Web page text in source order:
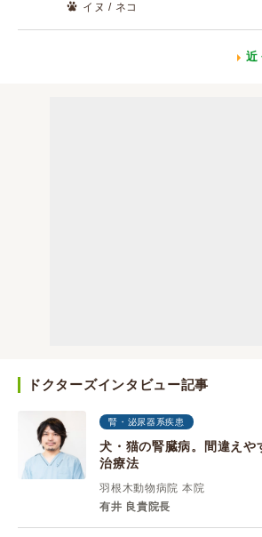
イヌ / ネコ
近
ドクターズインタビュー記事
腎・泌尿器系疾患
犬・猫の腎臓病。間違えや
治療法
羽根木動物病院 本院
有井 良貴院長